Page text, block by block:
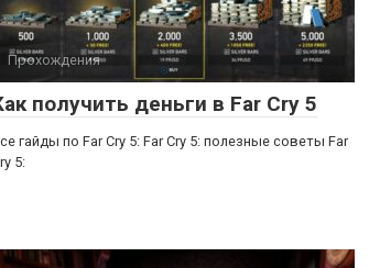
Прохождения
получить деньги в Far Cry 5
гайды по Far Cry 5: Far Cry 5: полезные советы Far
5: